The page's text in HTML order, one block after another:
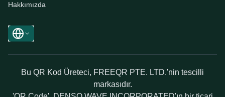
Hakkımızda
Bu QR Kod Üreteci, FREEQR PTE. LTD.'nin tescilli
markasıdır.